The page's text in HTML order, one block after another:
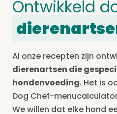
Ontwikkeld
Al onze recepten zijn
dierenartsen die
hondenvoeding. Het is
Dog Chef-
We willen dat elke hond